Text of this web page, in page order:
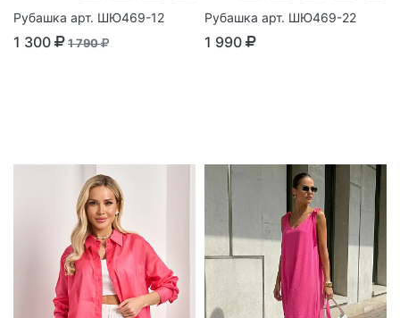
Рубашка арт. ШЮ469-12
1 300 1 790
Рубашка арт. ШЮ469-22
1 990